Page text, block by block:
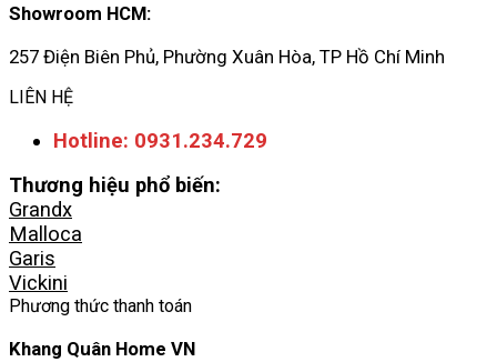
Showroom HCM:
257 Điện Biên Phủ, Phường Xuân Hòa, TP Hồ Chí Minh
LIÊN HỆ
Hotline: 0931.234.729
Thương hiệu phổ biến:
Grandx
Malloca
Garis
Vickini
Phương thức thanh toán
Khang Quân Home VN